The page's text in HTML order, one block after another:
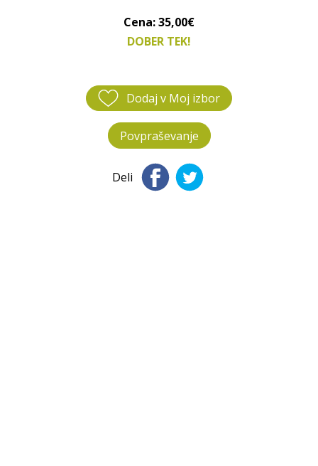
Cena: 35,00€
DOBER TEK!
Dodaj v Moj izbor
Povpraševanje
Deli